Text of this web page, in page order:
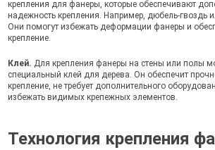
крепления для фанеры, которые обеспечивают
надежность крепления. Например, дюбель-гвоздь
Они помогут избежать деформации фанеры и
крепление.
Клей. Для крепления фанеры на стены или полы
специальный клей для дерева. Он обеспечит
крепление, не требует дополнительного
избежать видимых крепежных элементов.
Технология крепления